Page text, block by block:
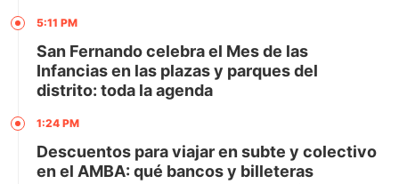
5:11 PM
San Fernando celebra el Mes de las
Infancias en las plazas y parques del
distrito: toda la agenda
1:24 PM
Descuentos para viajar en subte y colectivo
en el AMBA: qué bancos y billeteras